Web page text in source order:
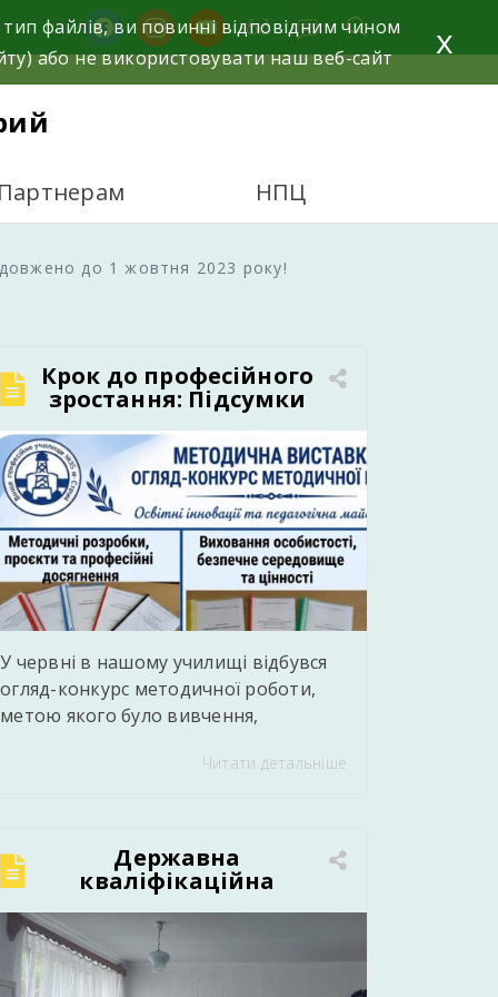
facebookinstagramyoutube
Партнерам НПЦ
до 1 жовтня 2023 року!
Крок до професійного
зростання: Підсумки
огляду-конкурсу
методичної роботи в
нашому училищі
У червні в нашому училищі відбувся
огляд-конкурс методичної роботи,
метою якого було вивчення,
кращого педагогічного досвіду,
конкурсу педагогічні працівники
представили власні методичні
розробки уроків і виховних заходів,
дидактичні матеріали, навчальні
посібники, тестові завдання, освітні
проєкти, презентації, відеоматеріали
Читати детальніше
Державна
кваліфікаційна
атестація: випускники
групи №7 успішно
підтвердили
професійну
файлів, ви повинні відповідним чином
або не використовувати наш веб-сайт
x